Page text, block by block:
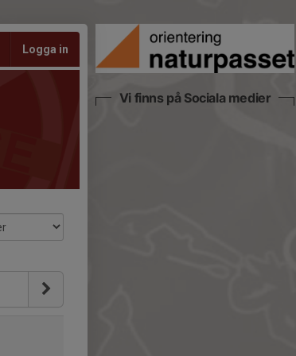
Logga in
Vi finns på Sociala medier